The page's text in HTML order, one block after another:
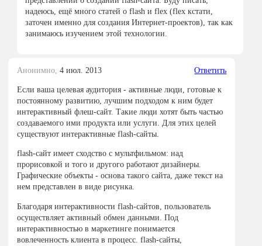
надеюсь, ещё много статей о flash и flex (flex кстати,
заточен именно для создания Интернет-проектов), так как
занимаюсь изучением этой технологии.
Анонимно, 4 июл. 2013 Ответить
Если ваша целевая аудитория - активные люди, готовые к
постоянному развитию, лучшим подходом к ним будет
интерактивный флеш-сайт. Такие люди хотят быть частью
создаваемого ими продукта или услуги. Для этих целей
существуют интерактивные flash-сайты.
flash-сайт имеет сходство с мультфильмом: над
прорисовкой и того и другого работают дизайнеры.
Графические объекты - основа такого сайта, даже текст на
нем представлен в виде рисунка.
Благодаря интерактивности flash-сайтов, пользователь
осуществляет активный обмен данными. Под
интерактивностью в маркетинге понимается
вовлеченность клиента в процесс. flash-сайты,